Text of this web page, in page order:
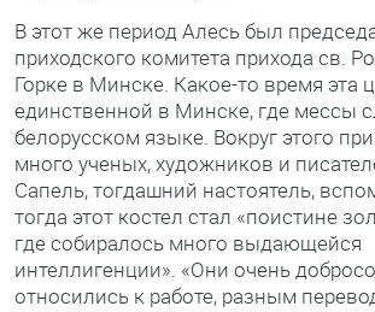
В этот же период Алесь был
приходского комитета прихода св.
Горке в Минске. Какое-то время эта
единственной в Минске, где мессы
белорусском языке. Вокруг этого
много ученых, художников и
Сапель, тогдашний настоятель,
тогда этот костел стал «поистине
где собиралось много выдающейся
интеллигенции». «Они очень
относились к работе, разным